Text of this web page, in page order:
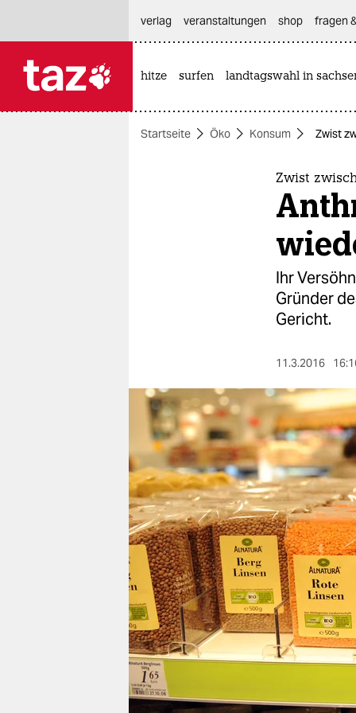
themen
nord
wahrheit
verlag
verlag
veranstaltungen
shop
fragen & hilfe
unterstützen
abo
genossenschaft
verlag
veranstaltungen shop fragen
hitze surfen landtagswahl in
Startseite Öko Konsum Zwist
Zwist
Ihr
Gründer
Gericht.
11.3.2016